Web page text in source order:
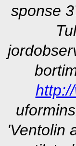
sponse
'Ventolin